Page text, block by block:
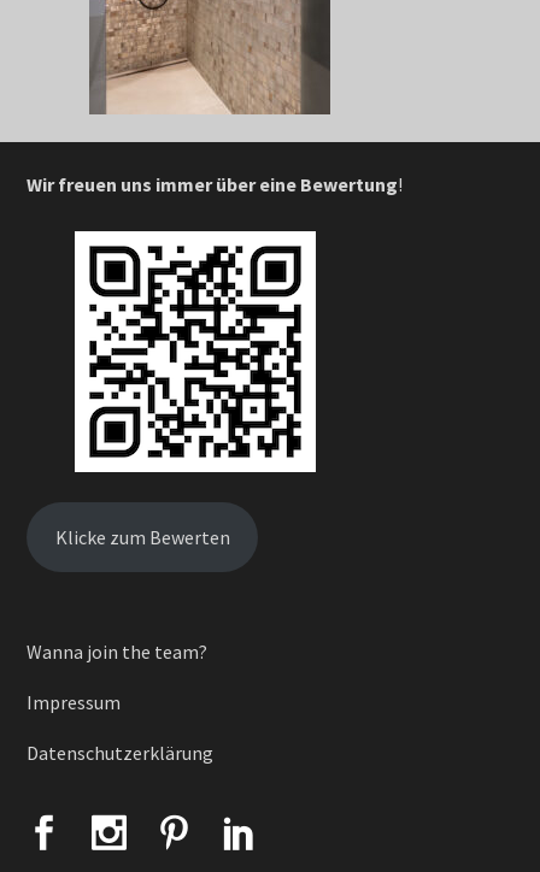
Wir freuen uns immer über eine Bewertung!
Klicke zum Bewerten
Wanna join the team?
Impressum
Datenschutzerklärung